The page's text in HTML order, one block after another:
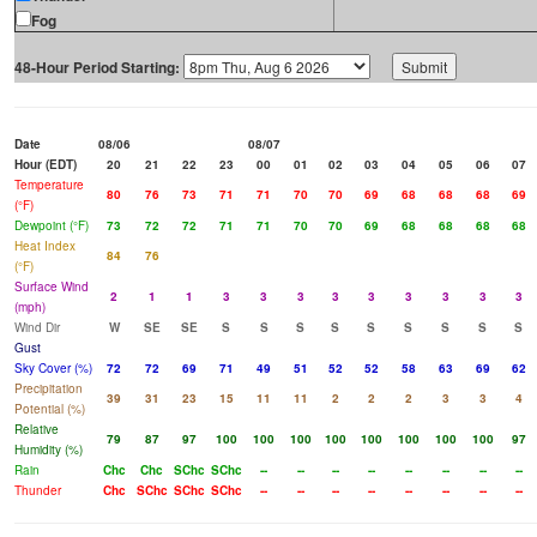
Fog
48-Hour Period Starting:
Date 08/06
08/07
Hour (EDT)
20 21 22 23 00 01 02 03 04 05 06
07
Temperature
(°F)
80 76 73 71 71 70 70 69 68 68 68
69
Dewpoint (°F)
73 72 72 71 71 70 70 69 68 68 68
68
Heat Index
(°F)
84
76
Surface Wind
(mph)
2 1 1 3 3 3 3 3 3 3 3
3
Wind Dir
W SE SE S S S S S S S S
S
Gust
Sky Cover (%)
72 72 69 71 49 51 52 52 58 63 69
62
Precipitation
Potential (%)
39 31 23 15 11 11 2 2 2 3 3
4
Relative
Humidity (%)
79 87 97 100 100 100 100 100 100 100 100
97
Rain
Chc Chc SChc SChc -- -- -- -- -- -- --
--
Thunder
Chc SChc SChc SChc -- -- -- -- -- -- -- --